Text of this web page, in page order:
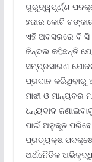
ଗୁରୁତ୍ୱପୂର୍ଣ୍ଣ
ହଜାର କୋଟି
ଏହି ଅବସରରେ ବି ସି
ଜିନ୍ଦଲ କହିଛନ୍ତି
ସମ୍ପ୍ରସାରଣ
ପ୍ରଦାନ କରିଥିବାରୁ
ମାଝୀ ଓ ମାନ୍ୟବର
ଧନ୍ୟବାଦ
ପାଇଁ ଅନୁକୂଳ
ପ୍ରତ୍ୟକ୍ଷ
ଅର୍ଥନୈତିକ